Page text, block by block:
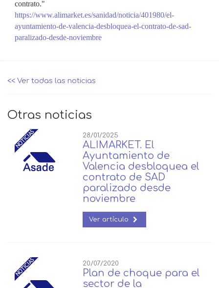
contrato."
https://www.alimarket.es/sanidad/noticia/401980/el-
ayuntamiento-de-valencia-desbloquea-el-contrato-de-sad-
paralizado-desde-noviembre
<< Ver todas las noticias
Otras noticias
28/01/2025
ALIMARKET. El
Ayuntamiento de
Valencia desbloquea el
contrato de SAD
paralizado desde
noviembre
Ver artículo
20/07/2020
Plan de choque para el
sector de la